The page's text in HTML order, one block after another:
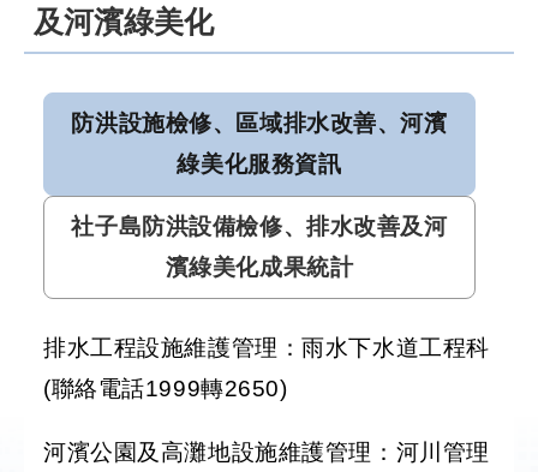
公
資
畫
洪
畫
都
及河濱綠美化
防洪設施檢修、區域排水改善、河濱
綠美化服務資訊
社子島防洪設備檢修、排水改善及河
濱綠美化成果統計
排水工程設施維護管理：雨水下水道工程科
(聯絡電話1999轉2650)
河濱公園及高灘地設施維護管理：河川管理